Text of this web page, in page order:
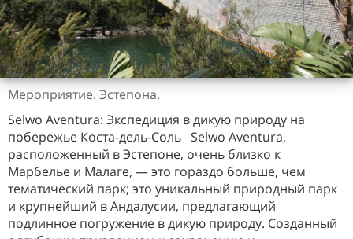
Мероприятие. Эстепона.
Selwo Aventura: Экспедиция в дикую природу на
побережье Коста-дель-Соль Selwo Aventura,
расположенный в Эстепоне, очень близко к
Марбелье и Малаге, — это гораздо больше, чем
тематический парк; это уникальный природный парк
и крупнейший в Андалусии, предлагающий
подлинное погружение в дикую природу. Созданный